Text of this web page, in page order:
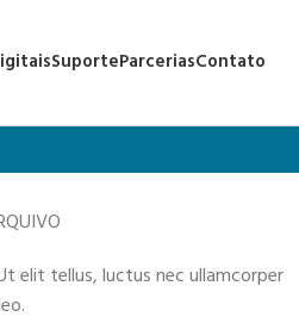
SuporteParceriasContato
elit tellus, luctus nec ullamcorper